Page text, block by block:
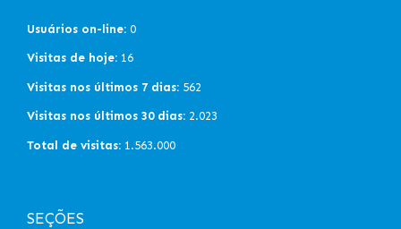
Usuários on-line: 0
Visitas de hoje: 16
Visitas nos últimos 7 dias: 562
Visitas nos últimos 30 dias: 2.023
Total de visitas: 1.563.000
SEÇÕES